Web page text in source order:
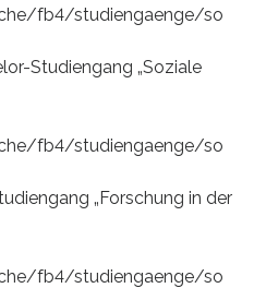
fb4/studiengaenge/so
Studiengang „Soziale
fb4/studiengaenge/so
„Forschung in der
fb4/studiengaenge/so